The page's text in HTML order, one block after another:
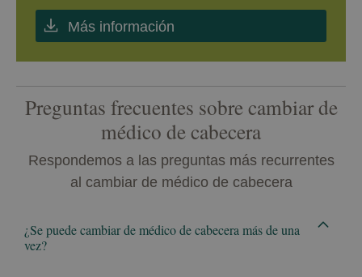
Más información
Preguntas frecuentes sobre cambiar de
médico de cabecera
Respondemos a las preguntas más recurrentes
al cambiar de médico de cabecera
¿Se puede cambiar de médico de cabecera más de una
vez?